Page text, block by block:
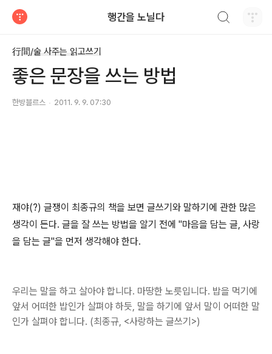
행간을 노닐다
行間/술 사주는 읽고쓰기
좋은 문장을 쓰는 방법
한방블르스 2011. 9. 9. 07:30
재야(?) 글쟁이 최종규의 책을 보면 글쓰기와 말하기에 관한 많은
생각이 든다. 글을 잘 쓰는 방법을 알기 전에 "마음을 담는 글, 사랑
을 담는 글"을 먼저 생각해야 한다.
우리는 말을 하고 살아야 합니다. 마땅한 노릇입니다. 밥을 먹기에
앞서 어떠한 밥인가 살펴야 하듯, 말을 하기에 앞서 말이 어떠한 말
인가 살펴야 합니다. (최종규, <사랑하는 글쓰기>)